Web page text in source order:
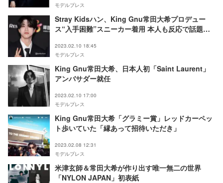
モデルプレス
Stray Kidsハン、King Gnu常田大希プロデュー
ス“入手困難”スニーカー着用 本人も反応で話題に
2023.02.10 18:45
モデルプレス
King Gnu常田大希、日本人初「Saint Laurent」
アンバサダー就任
2023.02.10 17:00
モデルプレス
King Gnu常田大希「グラミー賞」レッドカーペッ
ト歩いていた「縁あって招待いただき」
2023.02.08 12:31
モデルプレス
米津玄師＆常田大希が作り出す唯一無二の世界
「NYLON JAPAN」初表紙